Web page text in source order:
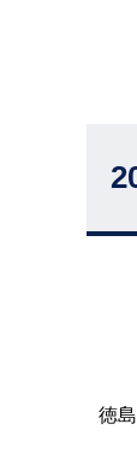
徳